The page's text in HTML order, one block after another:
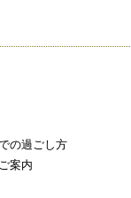
の過ごし方
案内